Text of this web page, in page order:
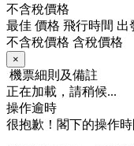
不含稅價格
最佳 價格 飛行時間 出
不含稅價格 含稅價格
×
機票細則及備註
正在加載，請稍候...
操作逾時
很抱歉！閣下的操作時